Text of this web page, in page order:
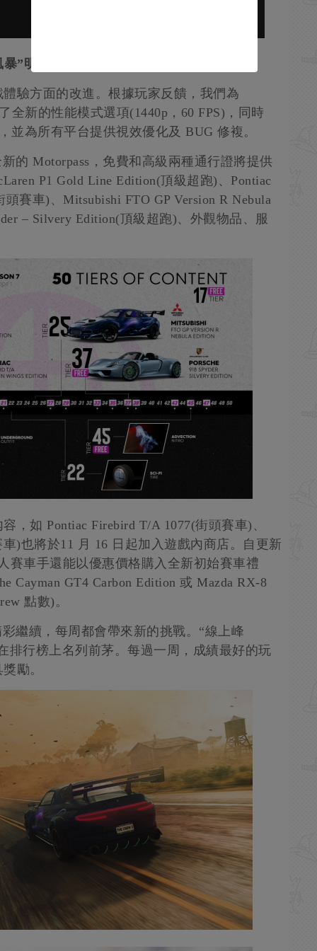
”明日上線
驗方面的改進。根據玩家反饋，我們為
全新的性能模式選項(1440p，60 FPS)，同時
並為所有平台提供視效優化及 BUG 修複。
的 Motorpass，免費和高級兩種通行證將提供
P1 Gold Line Edition(頂級超跑)、Pontiac
賽車)、Mitsubishi FTO GP Version R Nebula
– Silvery Edition(頂級超跑)、外觀物品、服
，如 Pontiac Firebird T/A 1077(街頭賽車)、
)也將於11 月 16 日起加入遊戲內商店。自更新
賽車手還能以優惠價格購入全新初始賽車禮
Cayman GT4 Carbon Edition 或 Mazda RX-8
點數)。
繼續，每周都會帶來新的挑戰。“線上峰
排行榜上名列前茅。每過一周，成績最好的玩
勵。